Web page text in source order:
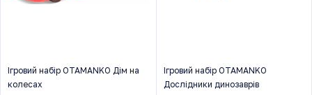
Ігровий набір OTAMANKO Дім на
колесах
Ігровий набір OTAMANKO
Дослідники динозаврів